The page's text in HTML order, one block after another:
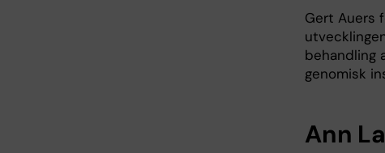
Gert Auers
behandling
genomisk
Ann